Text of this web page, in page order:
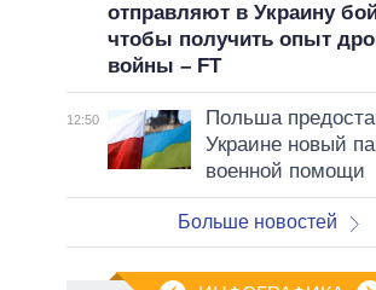
отправляют в Украину
чтобы получить опыт
войны – FT
12:50
Польша
Украине новый
военной помощи
Больше новостей